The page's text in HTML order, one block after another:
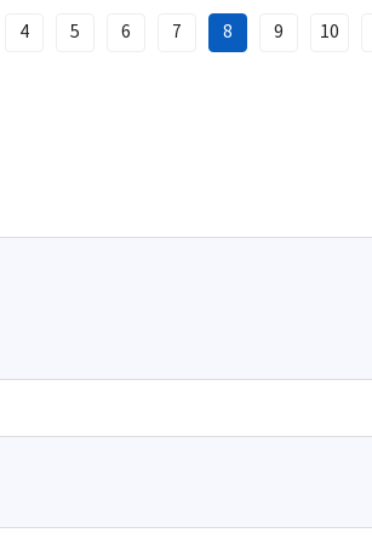
4 5 6 7 8 9 10